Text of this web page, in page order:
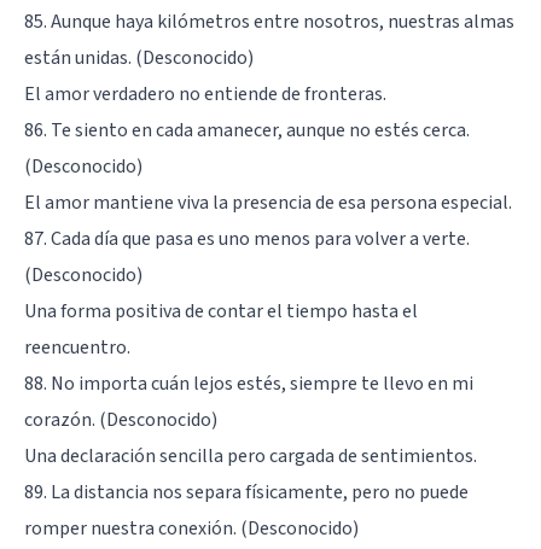
85. Aunque haya kilómetros entre nosotros, nuestras almas
están unidas. (Desconocido)
El amor verdadero no entiende de fronteras.
86. Te siento en cada amanecer, aunque no estés cerca.
(Desconocido)
El amor mantiene viva la presencia de esa persona especial.
87. Cada día que pasa es uno menos para volver a verte.
(Desconocido)
Una forma positiva de contar el tiempo hasta el
reencuentro.
88. No importa cuán lejos estés, siempre te llevo en mi
corazón. (Desconocido)
Una declaración sencilla pero cargada de sentimientos.
89. La distancia nos separa físicamente, pero no puede
romper nuestra conexión. (Desconocido)